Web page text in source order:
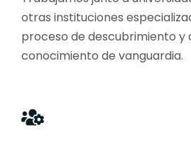
otras instituciones
proceso de descubrimiento y
conocimiento de vanguardia.